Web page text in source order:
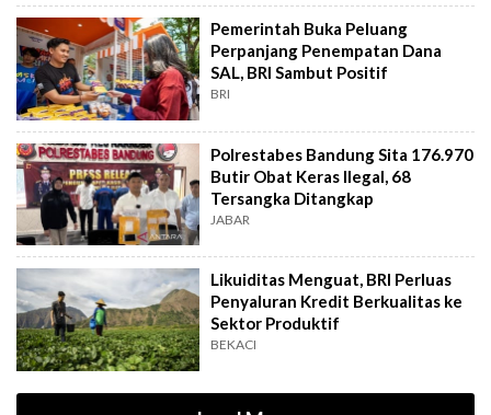
Pemerintah Buka Peluang
Perpanjang Penempatan Dana
SAL, BRI Sambut Positif
BRI
Polrestabes Bandung Sita 176.970
Butir Obat Keras Ilegal, 68
Tersangka Ditangkap
JABAR
Likuiditas Menguat, BRI Perluas
Penyaluran Kredit Berkualitas ke
Sektor Produktif
BEKACI